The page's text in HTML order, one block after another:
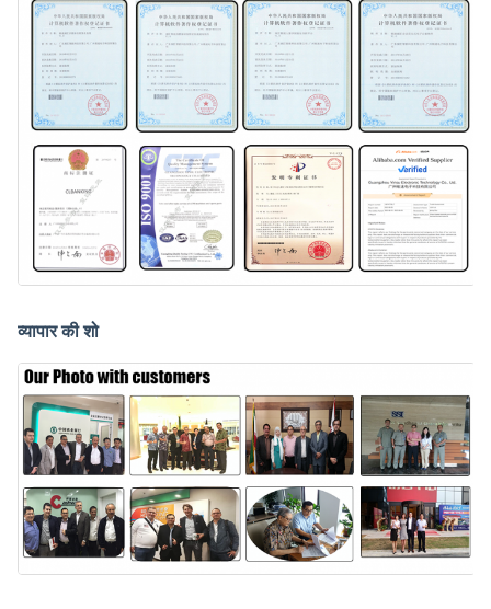
व्यापार की शो